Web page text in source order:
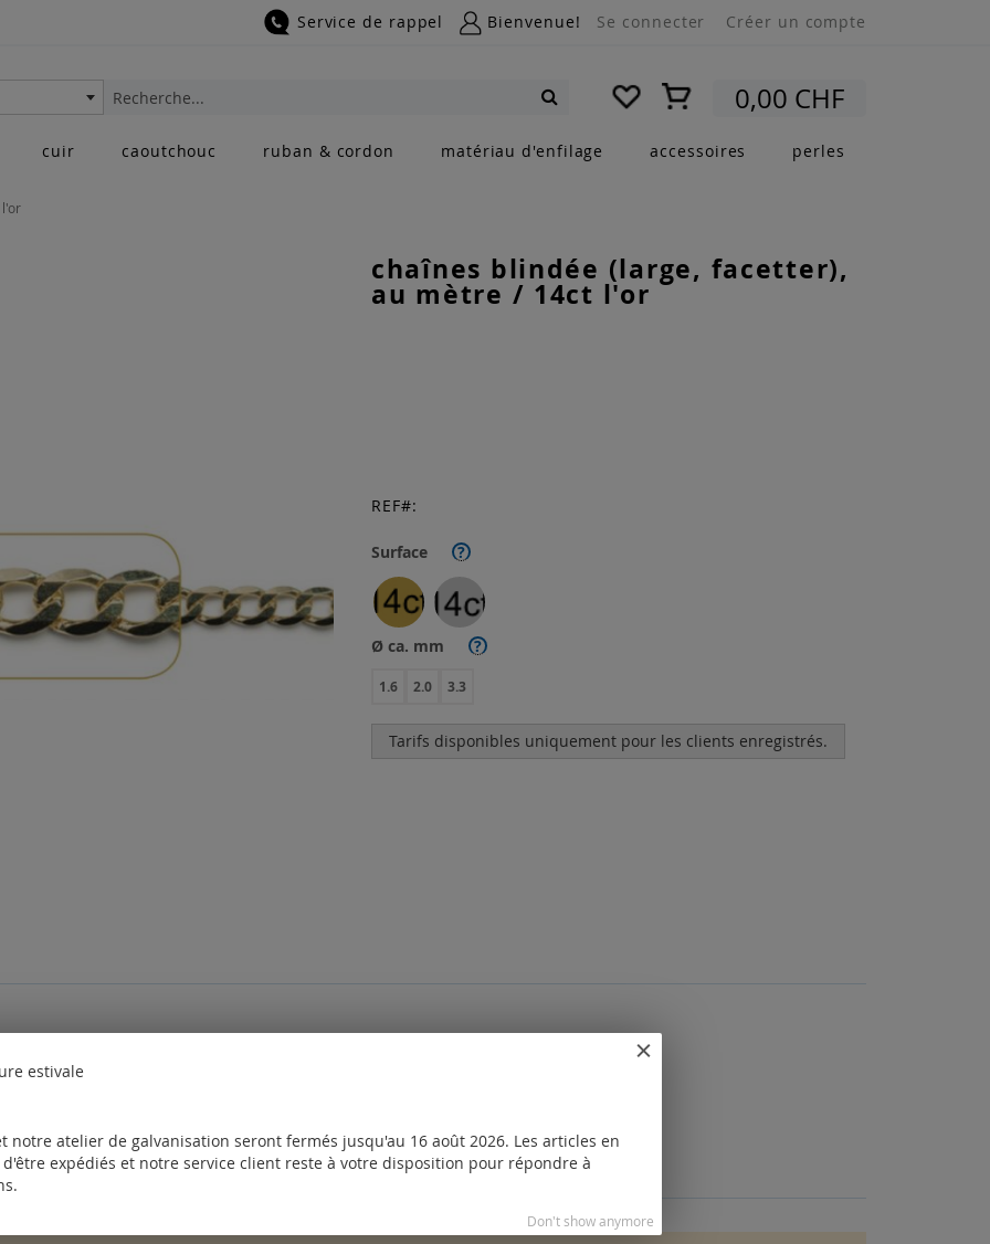
Service de rappel Bienvenue! Se connecter Créer un compte
Mon panier0,00 CHF
Rechercher
cuir caoutchouc ruban & cordon matériau d'enfilage accessoires perles
l'or
chaînes blindée (large, facetter),
au mètre / 14ct l'or
Surface ?
Ø ca. mm ?
1.6 2.0 3.3
Tarifs disponibles uniquement pour les clients enregistrés.
REF
estivale
notre atelier de galvanisation seront fermés jusqu'au 16 août 2026. Les articles en
expédiés et notre service client reste à votre disposition pour répondre à
Don't show anymore